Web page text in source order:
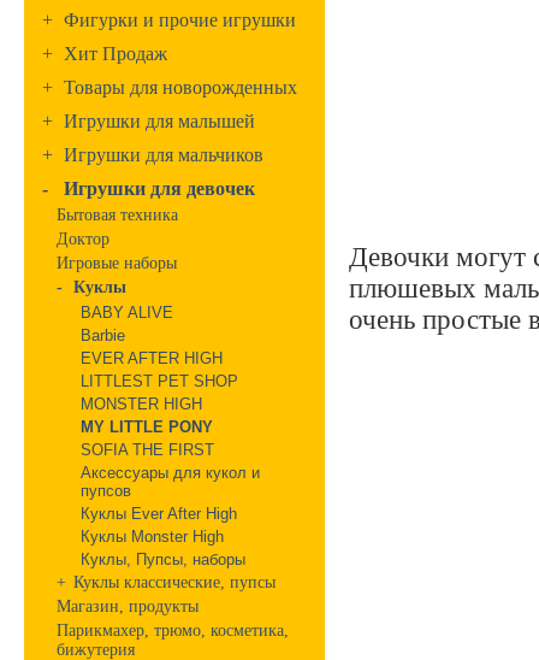
+ Фигурки и прочие игрушки
+ Хит Продаж
+ Товары для новорожденных
+ Игрушки для малышей
+ Игрушки для мальчиков
-
Игрушки для девочек
Бытовая техника
Доктор
Игровые наборы
- Куклы
BABY ALIVE
Barbie
EVER AFTER HIGH
LITTLEST PET SHOP
MONSTER HIGH
MY LITTLE PONY
SOFIA THE FIRST
Аксессуары для кукол и
пупсов
Куклы Ever After High
Куклы Monster High
Куклы, Пупсы, наборы
+ Куклы классические, пупсы
Магазин, продукты
Парикмахер, трюмо, косметика,
бижутерия
Девочки могут
плюшевых
очень простые